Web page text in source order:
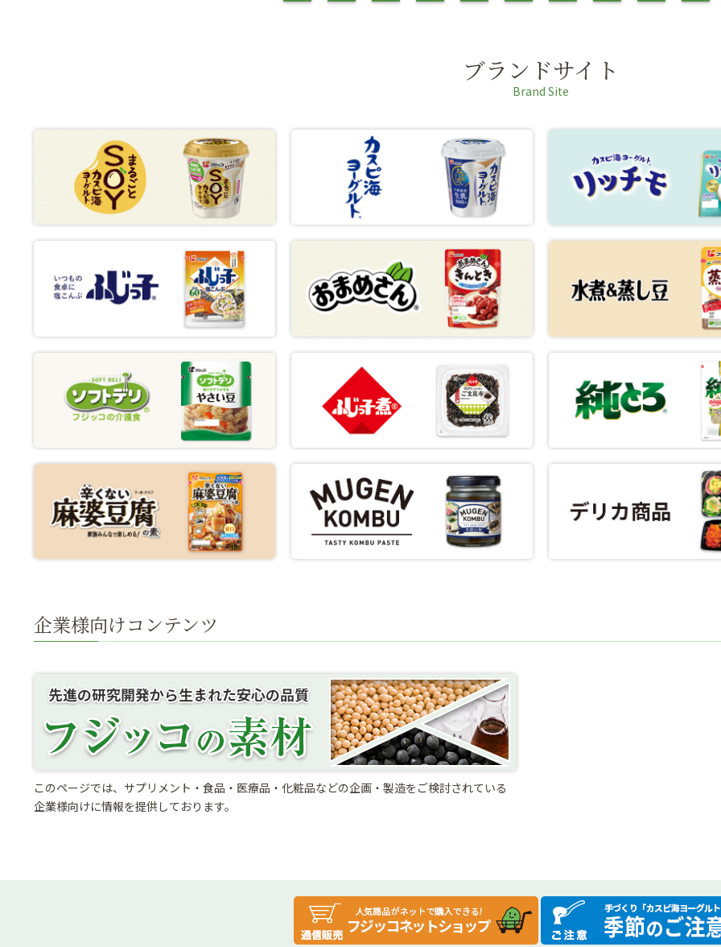
ブランドサイト
Brand Site
企業様向けコンテンツ
このページでは、サプリメント・食品・医療品・化粧品などの企画・製造をご検討されている
企業様向けに情報を提供しております。